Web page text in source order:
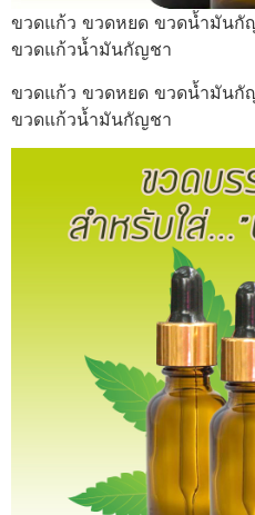
ขวดแก้ว ขวดหยด ขวดน้ำมัน
ขวดแก้วน้ำมันกัญชา
ขวดแก้ว ขวดหยด ขวดน้ำมัน
ขวดแก้วน้ำมันกัญชา